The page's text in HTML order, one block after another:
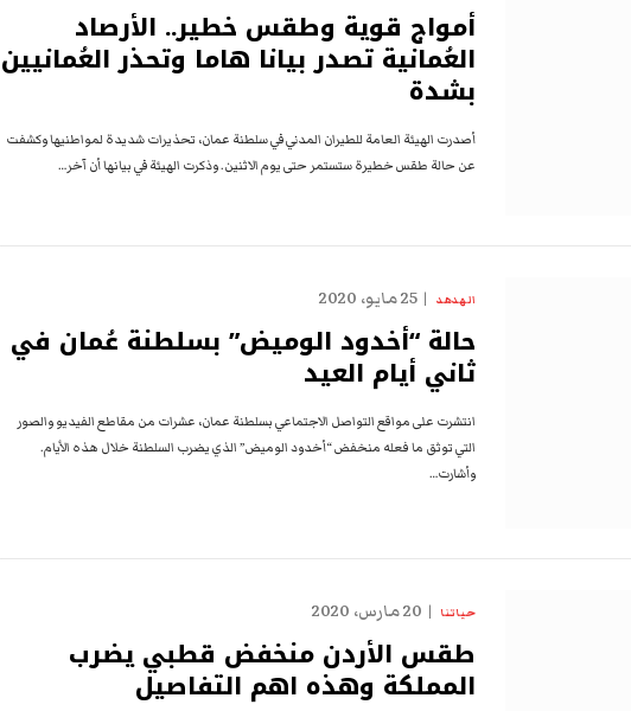
أمواج قوية وطقس خطير.. الأرصاد
العُمانية تصدر بيانا هاما وتحذر العُمانيين
بشدة
أصدرت الهيئة العامة للطيران المدني في سلطنة عمان، تحذيرات شديدة لمواطنيها وكشفت
عن حالة طقس خطيرة ستستمر حتى يوم الاثنين. وذكرت الهيئة في بيانها أن آخر…
الهدهد 25 مايو، 2020
حالة “أخدود الوميض” بسلطنة عُمان في
ثاني أيام العيد
انتشرت على مواقع التواصل الاجتماعي بسلطنة عمان، عشرات من مقاطع الفيديو والصور
التي توثق ما فعله منخفض “أخدود الوميض” الذي يضرب السلطنة خلال هذه الأيام.
وأشارت…
حياتنا 20 مارس، 2020
طقس الأردن منخفض قطبي يضرب
المملكة وهذه اهم التفاصيل